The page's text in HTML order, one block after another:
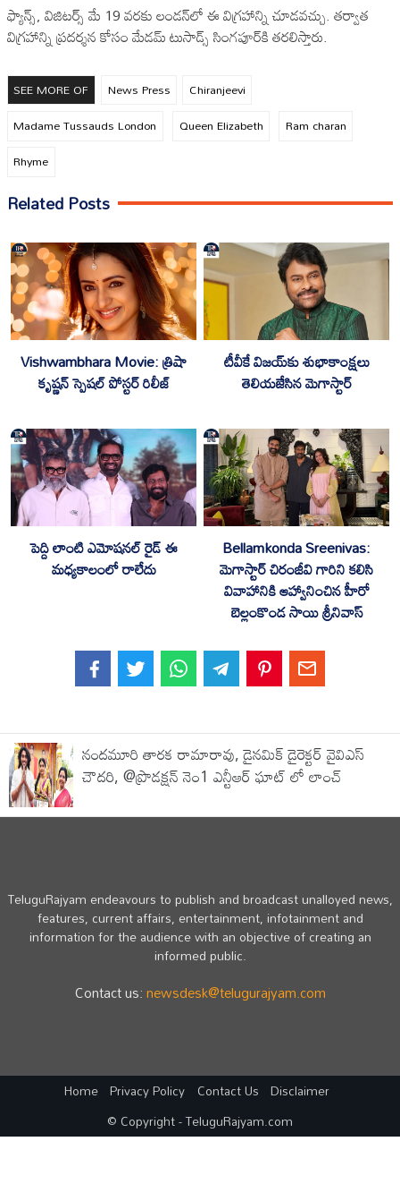
ఫ్యాన్స్, విజిటర్స్ మే 19 వరకు లండన్‌లో ఈ విగ్రహాన్ని చూడవచ్చు. తర్వాత
విగ్రహాన్ని ప్రదర్శన కోసం మేడమ్ టుసాడ్స్ సింగపూర్‌కి తరలిస్తారు.
SEE MORE OF News Press
Chiranjeevi
Madame Tussauds London
Queen Elizabeth
Ram charan
Rhyme
Related Posts
Vishwambhara Movie: త్రిషా
కృష్ణన్‌ స్పెషల్ పోస్టర్ రిలీజ్
టీవీకే విజయ్‌కు శుభాకాంక్షలు
తెలియజేసిన మెగాస్టార్
పెద్ది లాంటి ఎమోషనల్ రైడ్ ఈ
మధ్యకాలంలో రాలేదు
Bellamkonda Sreenivas:
మెగాస్టార్ చిరంజీవి గారిని కలిసి
వివాహానికి ఆహ్వానించిన హీరో
బెల్లంకొండ సాయి శ్రీనివాస్
నందమూరి తారక రామారావు, డైనమిక్ డైరెక్టర్ వైవిఎస్
చౌదరి, @ప్రొడక్షన్ నెం1 ఎన్టీఆర్ ఘాట్ లో లాంచ్
TeluguRajyam endeavours to publish and broadcast unalloyed news,
features, current affairs, entertainment, infotainment and
information for the audience with an objective of creating an
informed public.
Contact us:newsdesk@telugurajyam.com
Home Privacy Policy Contact Us Disclaimer
© Copyright - TeluguRajyam.com